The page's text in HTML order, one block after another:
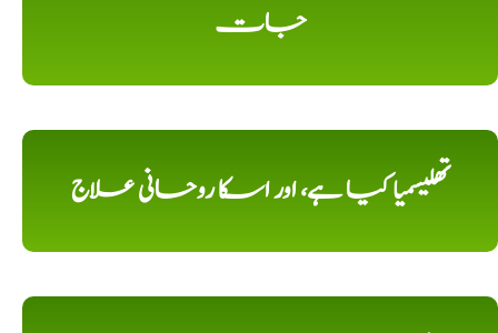
جات
تھلیسمیا کیا ہے، اور اسکا روحانی علاج